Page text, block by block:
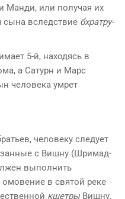
Манди, или получая их
сына вследствие бхратру-
5-й, находясь в
а Сатурн и Марс
человека умрет
человеку следует
с Вишну (Шримад-
выполнить
в святой реке
кшетрыВишну,